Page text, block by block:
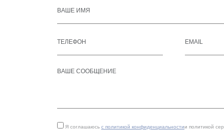
Я соглашаюсь с политикой конфиденциальностии политикой